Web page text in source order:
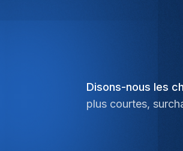
Disons-nous les
plus courtes,